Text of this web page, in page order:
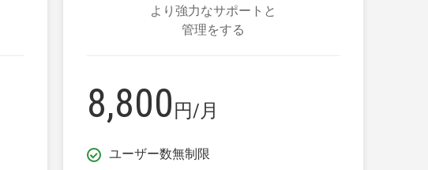
より強力なサポートと
管理をする
8,800 円/月
ユーザー数無制限